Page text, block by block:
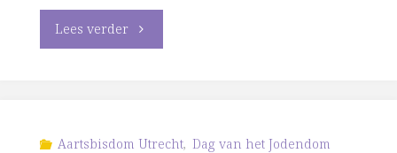
Lees verder "Wandeling
‘Sterke
Aartsbisdom Utrecht, Dag van het Jodendom